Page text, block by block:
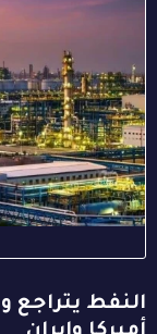
النفط يتراجع